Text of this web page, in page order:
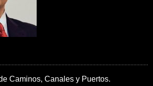
Caminos, Canales y Puertos.